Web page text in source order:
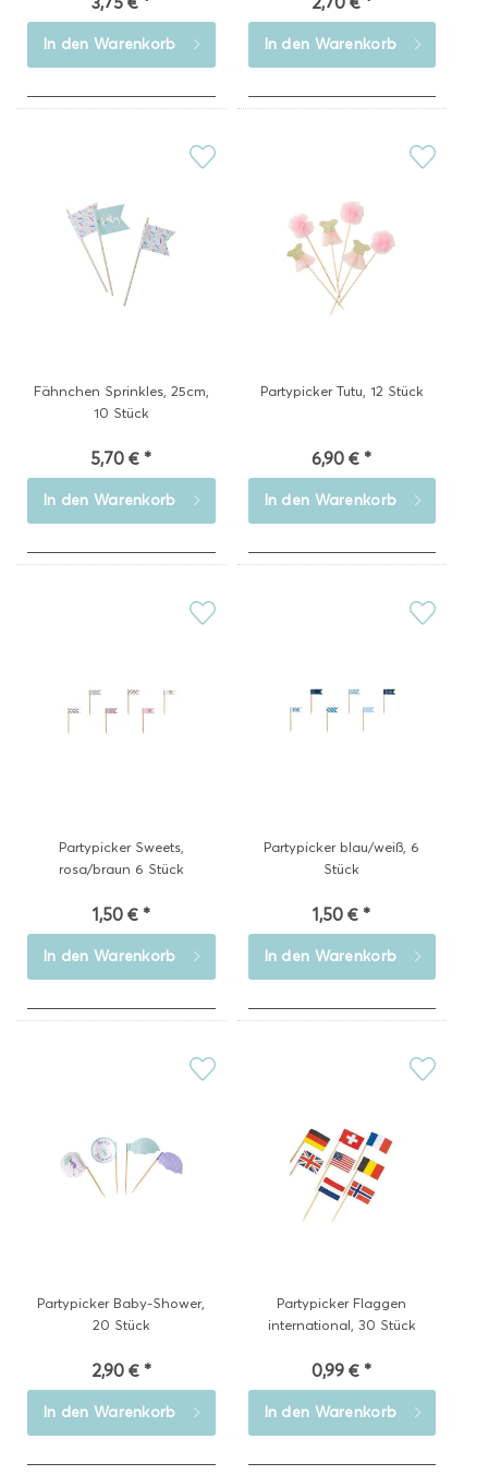
In den Warenkorb In den Warenkorb
Fähnchen Sprinkles, 25cm,
10 Stück
5,70 € *
In den Warenkorb
Partypicker Tutu, 12 Stück
6,90 € *
In den Warenkorb
Partypicker Sweets,
rosa/braun 6 Stück
1,50 € *
In den Warenkorb
Partypicker blau/weiß, 6
Stück
1,50 € *
In den Warenkorb
Partypicker Baby-Shower,
20 Stück
2,90 € *
In den Warenkorb
Partypicker Flaggen
international, 30 Stück
0,99 € *
In den Warenkorb